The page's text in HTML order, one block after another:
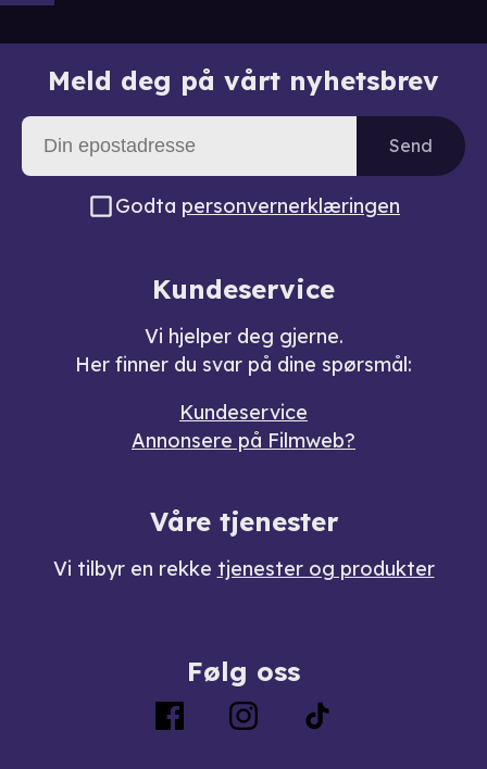
Meld deg på vårt nyhetsbrev
Send
Godta personvernerklæringen
Kundeservice
Vi hjelper deg gjerne.
Her finner du svar på dine spørsmål:
Kundeservice
Annonsere på Filmweb?
Våre tjenester
Vi tilbyr en rekke tjenester og produkter
Følg oss